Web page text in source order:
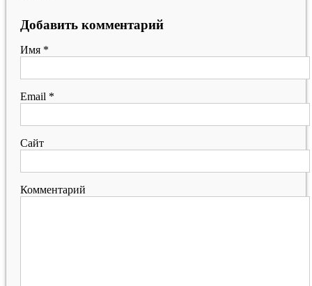
Добавить комментарий
Имя *
Email *
Сайт
Комментарий